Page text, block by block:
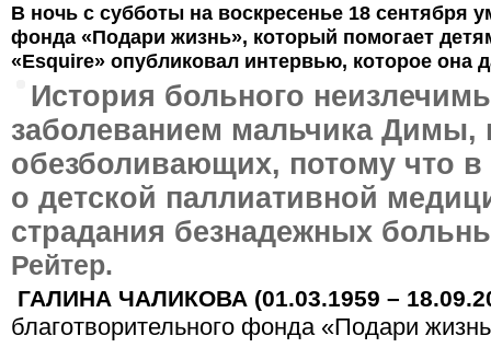
В ночь с субботы на воскресенье 18 сентября
фонда «Подари жизнь», который помогает
«Esquire» опубликовал интервью, которое она
История больного
заболеванием мальчика Димы,
обезболивающих, потому что в
о детской паллиативной
страдания безнадежных
Рейтер.
ГАЛИНА ЧАЛИКОВА (01.03.1959 –
благотворительного фонда «Подари